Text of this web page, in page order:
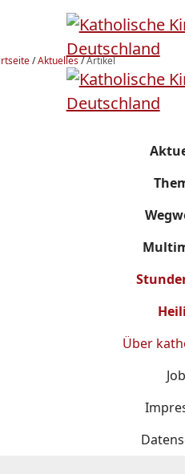
/Aktuelles/Artikel
Über